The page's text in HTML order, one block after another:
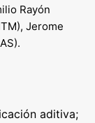
Rayón
Jerome
aditiva;